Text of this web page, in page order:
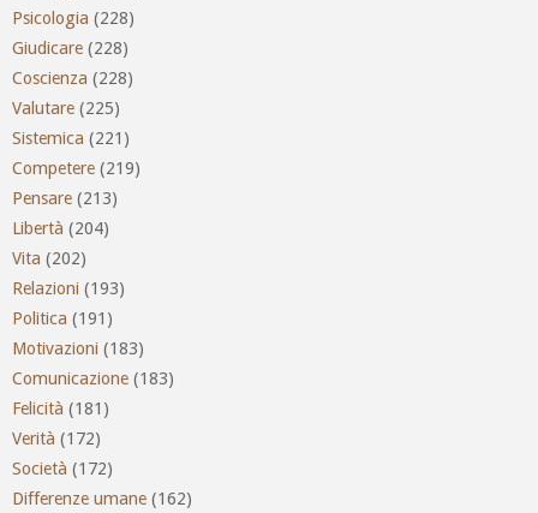
Psicologia (228)
Giudicare (228)
Coscienza (228)
Valutare (225)
Sistemica (221)
Competere (219)
Pensare (213)
Libertà (204)
Vita (202)
Relazioni (193)
Politica (191)
Motivazioni (183)
Comunicazione (183)
Felicità (181)
Verità (172)
Società (172)
Differenze umane (162)